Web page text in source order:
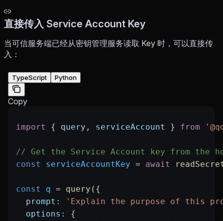
直接传入 Service Account Key
当可信服务端已经从密钥管理服务读取 Key 时，可以直接传
入：
TypeScript Python
Copy
import { query , serviceAccount } from
// Get the Service Account key from the
const
serviceAccountKey = await
const q = query ({
  prompt:
'Explain the purpose of this
  options:
{